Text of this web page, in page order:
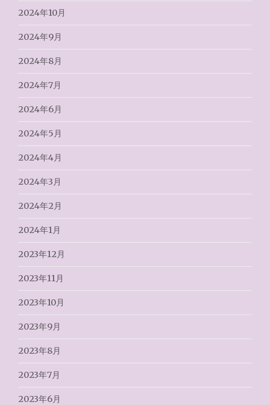
2024年10月
2024年9月
2024年8月
2024年7月
2024年6月
2024年5月
2024年4月
2024年3月
2024年2月
2024年1月
2023年12月
2023年11月
2023年10月
2023年9月
2023年8月
2023年7月
2023年6月